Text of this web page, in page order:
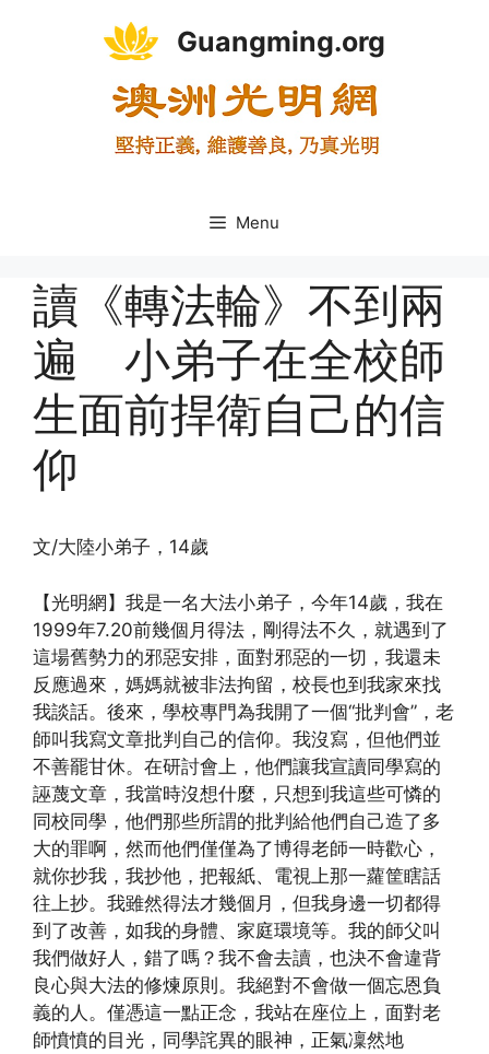
Guangming.org
Menu
讀《轉法輪》不到兩
遍 小弟子在全校師
生面前捍衛自己的信
仰
文/大陸小弟子，14歲
【光明網】我是一名大法小弟子，今年14歲，我在
1999年7.20前幾個月得法，剛得法不久，就遇到了
這場舊勢力的邪惡安排，面對邪惡的一切，我還未
反應過來，媽媽就被非法拘留，校長也到我家來找
我談話。後來，學校專門為我開了一個“批判會”，老
師叫我寫文章批判自己的信仰。我沒寫，但他們並
不善罷甘休。在研討會上，他們讓我宣讀同學寫的
誣蔑文章，我當時沒想什麼，只想到我這些可憐的
同校同學，他們那些所謂的批判給他們自己造了多
大的罪啊，然而他們僅僅為了博得老師一時歡心，
就你抄我，我抄他，把報紙、電視上那一蘿筐瞎話
往上抄。我雖然得法才幾個月，但我身邊一切都得
到了改善，如我的身體、家庭環境等。我的師父叫
我們做好人，錯了嗎？我不會去讀，也決不會違背
良心與大法的修煉原則。我絕對不會做一個忘恩負
義的人。僅憑這一點正念，我站在座位上，面對老
師憤憤的目光，同學詫異的眼神，正氣凜然地